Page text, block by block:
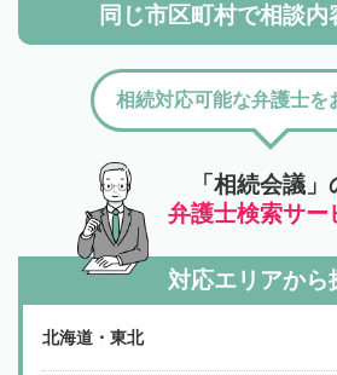
同じ市区町村で相談内
「相続会議」
弁護士検索サー
相続対応可能な弁護士を
対応エリアから
北海道・東北